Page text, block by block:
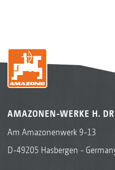
AMAZONEN-WERKE H.
Am Amazonenwerk 9-13
D-49205 Hasbergen -